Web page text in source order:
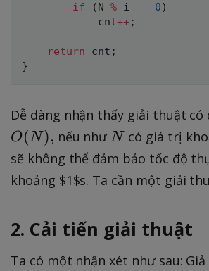
if
( N % i == 0 )
            cnt
++;
return cnt ;
}
Dễ dàng nhận thấy giải thuật
O(N), nếu nhưN
N có giá trị
sẽ không thể đảm bảo tốc độ
khoảng $1$s. Ta cần một giải
2. Cải tiến giải thuật
Ta có một nhận xét như sau: